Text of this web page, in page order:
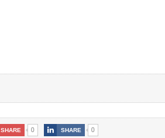
SHARE 0 SHARE 0